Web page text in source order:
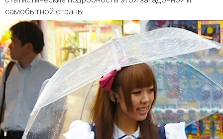
самобытной страны.